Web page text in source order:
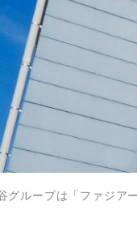
グループは「ファジア